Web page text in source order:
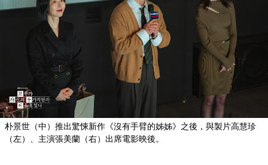
朴景世（中）推出驚悚新作《沒有手臂的姊姊》之後，與製片高慧珍
（左）、主演張美蘭（右）出席電影映後。